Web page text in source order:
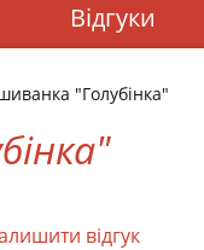
Відгуки
"Голубінка"
відгук